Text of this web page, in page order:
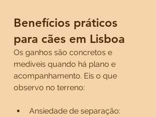
Benefícios práticos
para cães em Lisboa
Os ganhos são concretos e
medíveis quando há plano e
acompanhamento. Eis o que
observo no terreno:
Ansiedade de separação: